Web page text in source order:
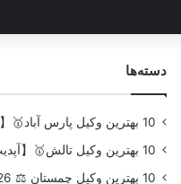
دسته‌ها
10 بهترین وکیل پارس آباد🥇【آپدیت جدید】⚖️
10 بهترین وکیل تالش🥇【آپدیت جدید】⚖️
10 بهترین وکیل چمستان ⚖️ update 2026